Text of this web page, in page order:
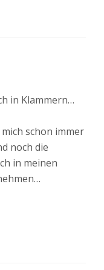
in Klammern…
schon immer
noch die
in meinen